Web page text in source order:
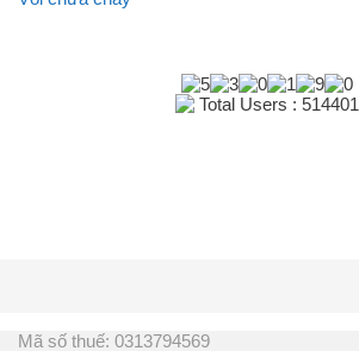
Total Users : 514401
Mã số thuế: 0313794569